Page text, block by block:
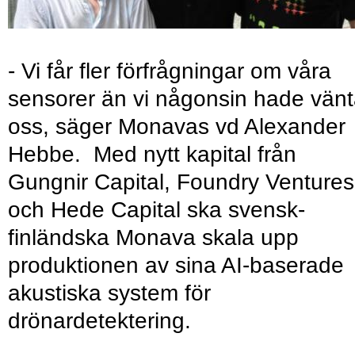
- Vi får fler förfrågningar om våra
sensorer än vi någonsin hade
oss, säger Monavas vd Alexander
Hebbe. Med nytt kapital från
Gungnir Capital, Foundry Ventures
och Hede Capital ska svensk-
finländska Monava skala upp
produktionen av sina AI-baserade
akustiska system för
drönardetektering.